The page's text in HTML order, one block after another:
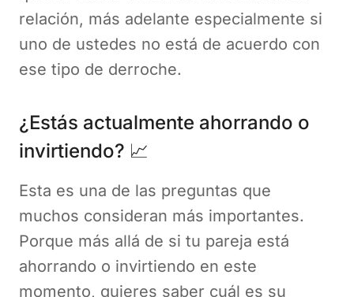
relación, más adelante especialmente si
uno de ustedes no está de acuerdo con
ese tipo de derroche.
¿Estás actualmente ahorrando o
invirtiendo? 📈
Esta es una de las preguntas que
muchos consideran más importantes.
Porque más allá de si tu pareja está
ahorrando o invirtiendo en este
momento, quieres saber cuál es su